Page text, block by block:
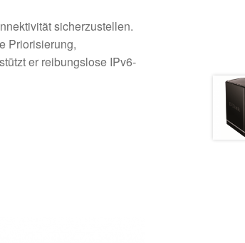
sicherzustellen.
Priorisierung,
er reibungslose IPv6-